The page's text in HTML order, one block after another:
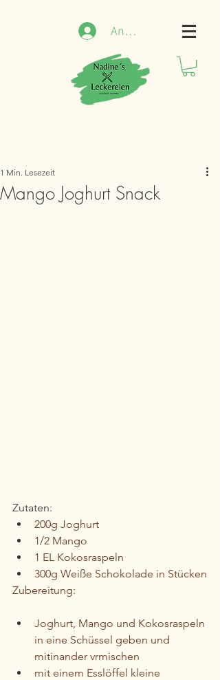
Anmelden
Mango Joghurt Snack
1 Min. Lesezeit
Zutaten:
200g Joghurt
1/2 Mango
1 EL Kokosraspeln
300g Weiße Schokolade in Stücken
Zubereitung:
Joghurt, Mango und Kokosraspeln
in eine Schüssel geben und
mitinander vrmischen
mit einem Esslöffel kleine